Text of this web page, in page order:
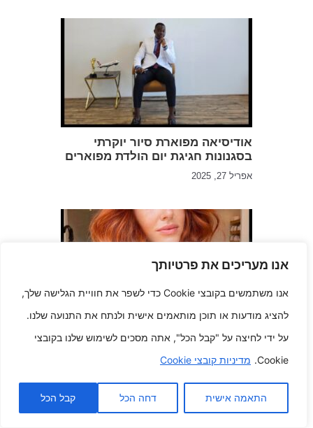
אנו מעריכים את פרטיותך
אנו משתמשים בקובצי Cookie כדי לשפר את חוויית הגלישה שלך,
להציג מודעות או תוכן מותאמים אישית ולנתח את התנועה שלנו.
על ידי לחיצה על "קבל הכל", אתה מסכים לשימוש שלנו בקובצי
Cookie. מדיניות קובצי Cookie
התאמה אישית דחה הכל קבל הכל
אודיסיאה מפוארת סיור יוקרתי
בסגנונות חגיגת יום הולדת מפוארים
אפריל 27, 2025
מפל נחושת קניתם התסרוקת
הערמונית המושלמת באופטימיות
דצמבר 25, 2024